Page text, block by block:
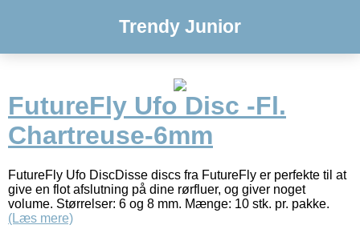
Trendy Junior
FutureFly Ufo Disc -Fl.
Chartreuse-6mm
FutureFly Ufo DiscDisse discs fra FutureFly er perfekte til at
give en flot afslutning på dine rørfluer, og giver noget
volume. Størrelser: 6 og 8 mm. Mænge: 10 stk. pr. pakke.
(Læs mere)